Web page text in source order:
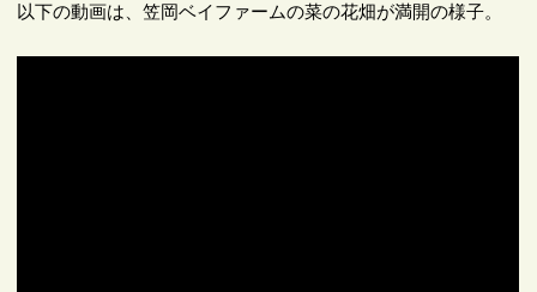
以下の動画は、笠岡ベイファームの菜の花畑が満開の様子。